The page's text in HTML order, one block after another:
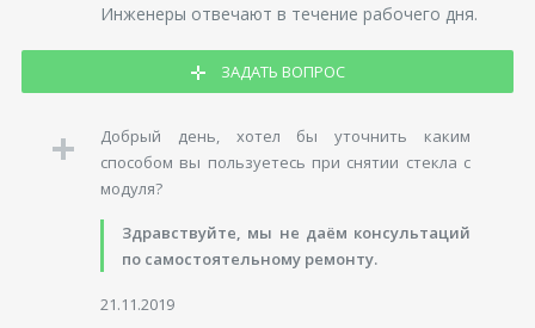
Инженеры отвечают в течение рабочего дня.
ЗАДАТЬ ВОПРОС
Добрый день, хотел бы уточнить каким
способом вы пользуетесь при снятии стекла с
модуля?
Здравствуйте, мы не даём консультаций
по самостоятельному ремонту.
21.11.2019